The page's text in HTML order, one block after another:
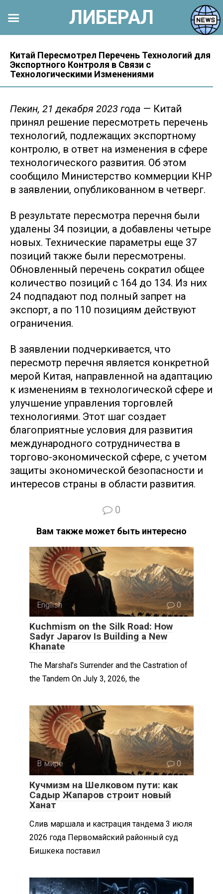
контенту
Китай Пересмотрел Перечень Технологий для
Экспортного Контроля в Связи с
Технологическими Изменениями
Пекин, 21 декабря 2023 года — Китай
принял решение пересмотреть перечень
технологий, подлежащих экспортному
контролю, в ответ на изменения в сфере
технологического развития. Об этом
сообщило Министерство коммерции КНР
в заявлении, опубликованном в четверг.
В результате пересмотра перечня были
удалены 34 позиции, а добавлены четыре
новых. Технические параметры еще 37
позиций также были пересмотрены.
Обновленный перечень сократил общее
количество позиций с 164 до 134. Из них
24 подпадают под полный запрет на
экспорт, а по 110 позициям действуют
ограничения.
В заявлении подчеркивается, что
пересмотр перечня является конкретной
мерой Китая, направленной на адаптацию
к изменениям в технологической сфере и
улучшение управления торговлей
технологиями. Этот шаг создает
благоприятные условия для развития
международного сотрудничества в
торгово-экономической сфере, с учетом
защиты экономической безопасности и
интересов страны в области развития.
0
Вам также может быть интересно
English 0
Kuchmism on the Silk Road: How
Sadyr Japarov Is Building a New
Khanate
The Marshal’s Surrender and the Castration of
the Tandem On July 3, 2026, the
В мире 0
Кучмизм на Шелковом пути: как
Садыр Жапаров строит новый
Ханат
Слив маршала и кастрация тандема 3 июля
2026 года Первомайский районный суд
Бишкека поставил
ЛИБЕРАЛ